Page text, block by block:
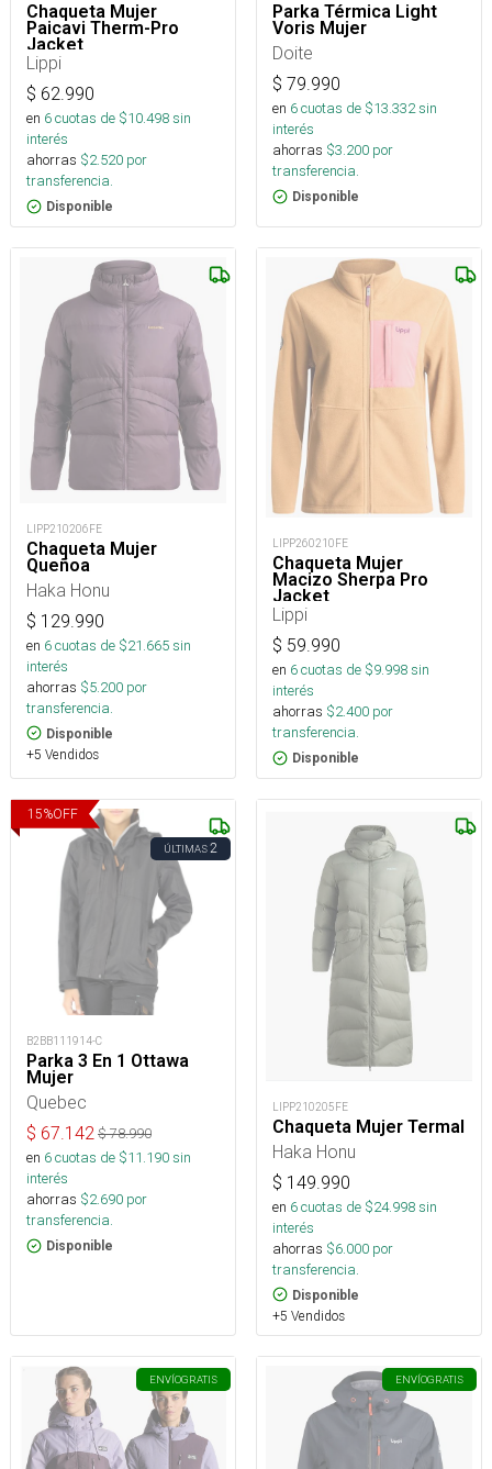
Chaqueta Mujer
Paicavi Therm-Pro
Jacket
Lippi
$ 62.990
en 6cuotas de $10.498sin
interés
ahorras $2.520 por
transferencia.
Disponible
Parka Térmica Light
Voris Mujer
Doite
$ 79.990
en 6cuotas de $13.332sin
interés
ahorras $3.200 por
transferencia.
Disponible
LIPP210206FE
Chaqueta Mujer
Queñoa
Haka Honu
$ 129.990
en 6cuotas de $21.665sin
interés
ahorras $5.200 por
transferencia.
Disponible
+5 Vendidos
LIPP260210FE
Chaqueta Mujer
Macizo Sherpa Pro
Jacket
Lippi
$ 59.990
en 6cuotas de $9.998sin
interés
ahorras $2.400 por
transferencia.
Disponible
15%OFF
ÚLTIMAS2
B2BB111914-C
Parka 3 En 1 Ottawa
Mujer
Quebec
$ 67.142 $78.990
en 6cuotas de $11.190sin
interés
ahorras $2.690 por
transferencia.
Disponible
LIPP210205FE
Chaqueta Mujer Termal
Haka Honu
$ 149.990
en 6cuotas de $24.998sin
interés
ahorras $6.000 por
transferencia.
Disponible
+5 Vendidos
ENVÍOGRATIS ENVÍOGRATIS